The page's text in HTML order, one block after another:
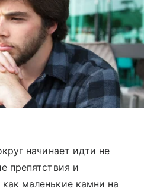
начинает идти не
препятствия и
маленькие камни на